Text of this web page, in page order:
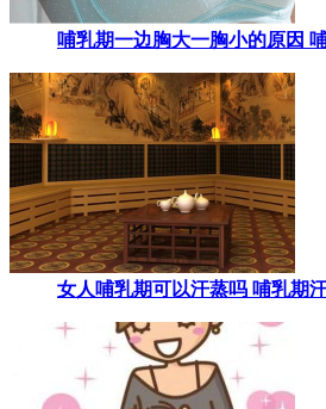
哺乳期一边胸大一胸小的原因​
女人哺乳期可以汗蒸吗 ​哺乳期